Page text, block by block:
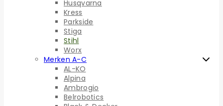
Husqvarna
Kress
Parkside
Stiga
Stihl
Worx
Merken A-C
AL-KO
Alpina
Ambrogio
Belrobotics